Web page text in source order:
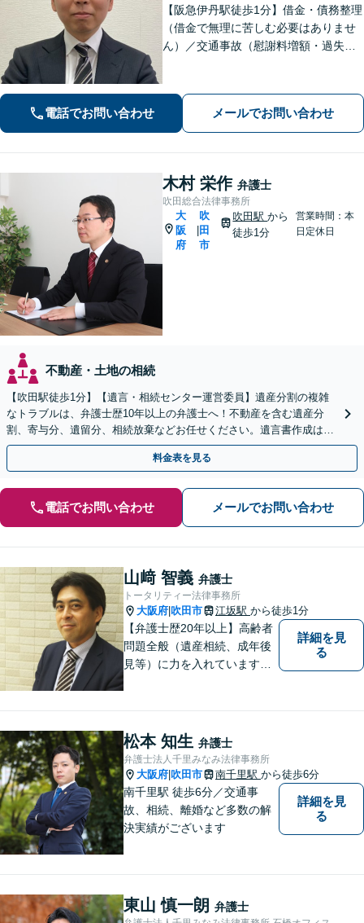
【阪急伊丹駅徒歩1分】借金・債務整理
（借金で無理に苦しむ必要はありませ
ん）／交通事故（慰謝料増額・過失割
／刑事事件（被害者側も対応）／相続
／離婚問題など。まずはお気軽にご相
談ください
電話でお問い合わせ メールでお問い合わせ
木村 栄作 弁護士
吹田総合法律事務所
大
阪
府
吹
田
市
吹田駅から
徒歩1分
営業時間：本
日定休日
不動産・土地の相続
【吹田駅徒歩1分】【遺言・相続センター運営委員】遺産分割の複雑
なトラブルは、弁護士歴10年以上の弁護士へ！不動産を含む遺産分
割、寄与分、遺留分、相続放棄などお任せください。遺言書作成は自
宅訪問にも対応。【税理士や司法書士とも連携】
料金表を見る
電話でお問い合わせ メールでお問い合わせ
山﨑 智義 弁護士
トータリティー法律事務所
大阪府 吹田市 江坂駅 から徒歩1分
【弁護士歴20年以上】高齢者
問題全般（遺産相続、成年後
見等）に力を入れています。
詳細を見
る
松本 知生 弁護士
弁護士法人千里みなみ法律事務所
大阪府 吹田市 南千里駅 から徒歩6分
南千里駅 徒歩6分／交通事
故、相続、離婚など多数の解
決実績がございます
詳細を見
る
東山 慎一朗 弁護士